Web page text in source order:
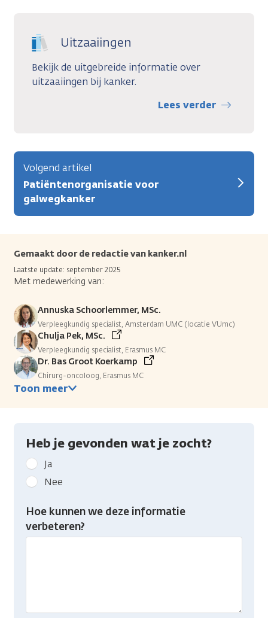
Uitzaaiingen
Bekijk de uitgebreide informatie over
uitzaaiingen bij kanker.
Lees verder
Volgend artikel
Patiëntenorganisatie voor
galwegkanker
Gemaakt door de redactie van kanker.nl
Laatste update: september 2025
Met medewerking van:
Annuska Schoorlemmer, MSc.
Verpleegkundig specialist, Amsterdam UMC (locatie VUmc)
Chulja Pek, MSc.
Verpleegkundig specialist, Erasmus MC
Dr. Bas Groot Koerkamp
Chirurg-oncoloog, Erasmus MC
Toon meer
Heb je gevonden wat je zocht?
Geef
kanker.nl
feedback:
Heb
gevonden
Ja
Nee
Hoe kunnen we deze informatie
verbeteren?